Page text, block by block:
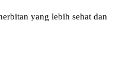
yang lebih sehat dan